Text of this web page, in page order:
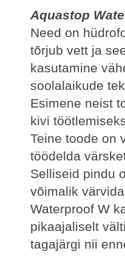
Aquastop
Need on
tõrjub vett ja
kasutamine
soolalaikude
Esimene neist
kivi
Teine toode on
töödelda
Selliseid pindu
võimalik
Waterproof W
pikaajaliselt
tagajärgi nii